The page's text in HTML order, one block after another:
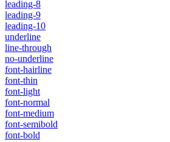
leading-8
leading-9
leading-10
underline
line-through
no-underline
font-hairline
font-thin
font-light
font-normal
font-medium
font-semibold
font-bold